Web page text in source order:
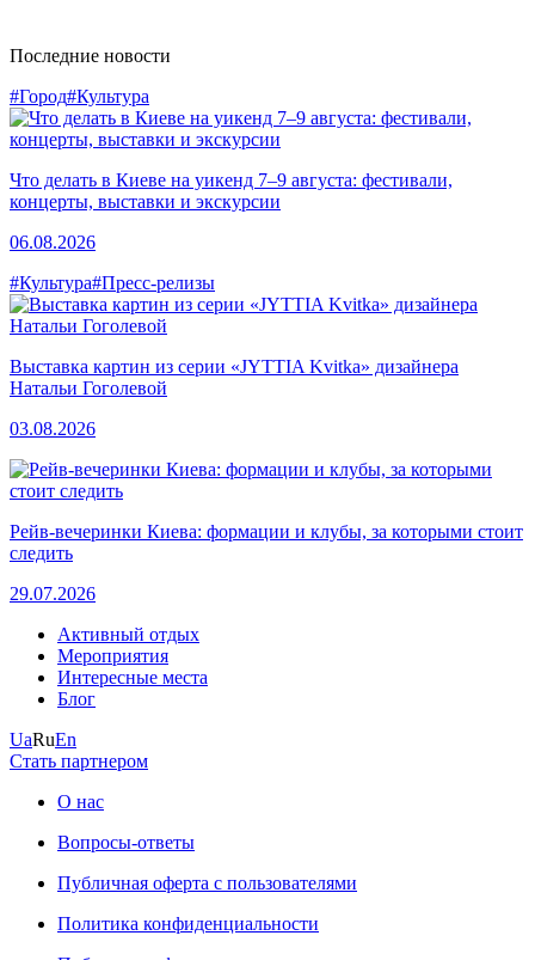
Последние новости
#Город#Культура
Что делать в Киеве на уикенд 7–9 августа: фестивали,
концерты, выставки и экскурсии
06.08.2026
#Культура#Пресс-релизы
Выставка картин из серии «JYTTIA Kvitka» дизайнера
Натальи Гоголевой
03.08.2026
Рейв-вечеринки Киева: формации и клубы, за которыми стоит
следить
29.07.2026
Активный отдых
Мероприятия
Интересные места
Блог
UaRuEn
Стать партнером
О нас
Вопросы-ответы
Публичная оферта с пользователями
Политика конфиденциальности